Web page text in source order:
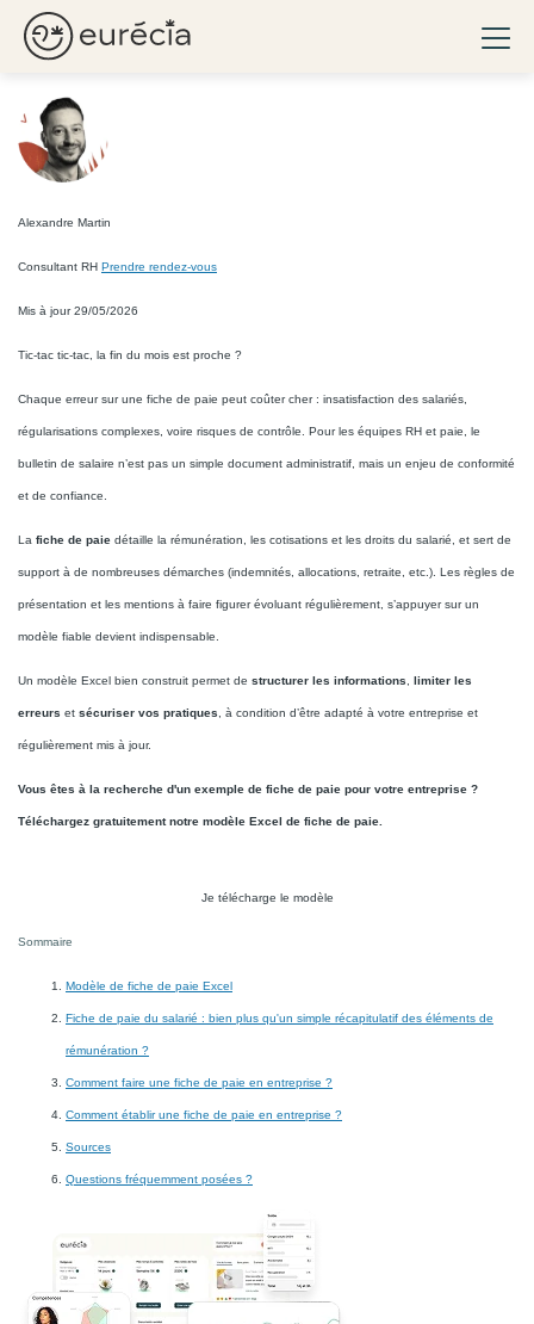
Fiche de paie : Modèle Excel
gratuit
Alexandre Martin
Consultant RH Prendre rendez-vous
Mis à jour 29/05/2026
Tic-tac tic-tac, la fin du mois est proche ?
Chaque erreur sur une fiche de paie peut coûter cher : insatisfaction des salariés,
régularisations complexes, voire risques de contrôle. Pour les équipes RH et paie, le
bulletin de salaire n’est pas un simple document administratif, mais un enjeu de conformité
et de confiance.
La fiche de paie détaille la rémunération, les cotisations et les droits du salarié, et sert de
support à de nombreuses démarches (indemnités, allocations, retraite, etc.). Les règles de
présentation et les mentions à faire figurer évoluant régulièrement, s’appuyer sur un
modèle fiable devient indispensable.
Un modèle Excel bien construit permet de structurer les informations limiter les
erreurs et sécuriser vos pratiques , à condition d’être adapté à votre entreprise et
régulièrement mis à jour.
Vous êtes à la recherche d'un exemple de fiche de paie pour votre entreprise ?
Téléchargez gratuitement notre modèle Excel de fiche de paie.
Je télécharge le modèle
Sommaire
Modèle de fiche de paie Excel
Fiche de paie du salarié : bien plus qu'un simple récapitulatif des éléments de
rémunération ?
Comment faire une fiche de paie en entreprise ?
Comment établir une fiche de paie en entreprise ?
Sources
Questions fréquemment posées ?